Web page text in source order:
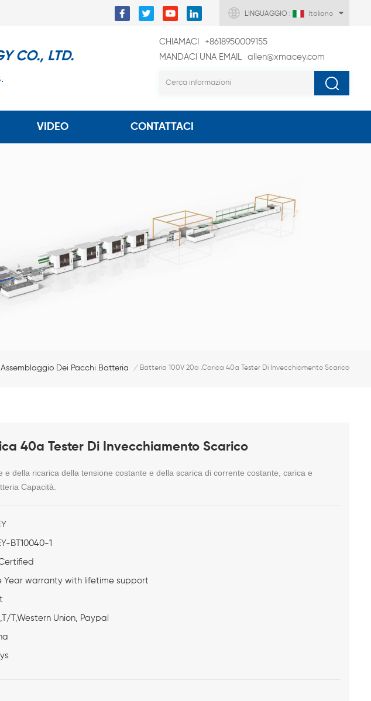
LINGUAGGIO : Italiano
CO., LTD.
CHIAMACI
+8618950009155
MANDACI UNA EMAIL
allen@xmacey.com
VIDEO CONTATTACI
Assemblaggio Dei Pacchi Batteria / Batteria 100V 20a .Carica 40a Tester Di Invecchiamento Scarico
40a Tester Di Invecchiamento Scarico
e della ricarica della tensione costante e della scarica di corrente costante, carica e
Capacità.
BT10040-1
Year warranty with lifetime support
T,Western Union, Paypal